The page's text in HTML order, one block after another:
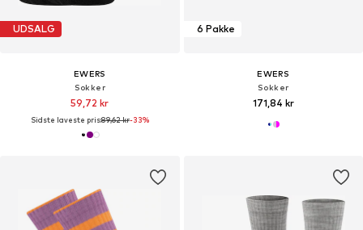
UDSALG
EWERS
Sokker
59,72 kr
Sidste laveste pris:89,62 kr-33%
6 Pakke
EWERS
Sokker
171,84 kr